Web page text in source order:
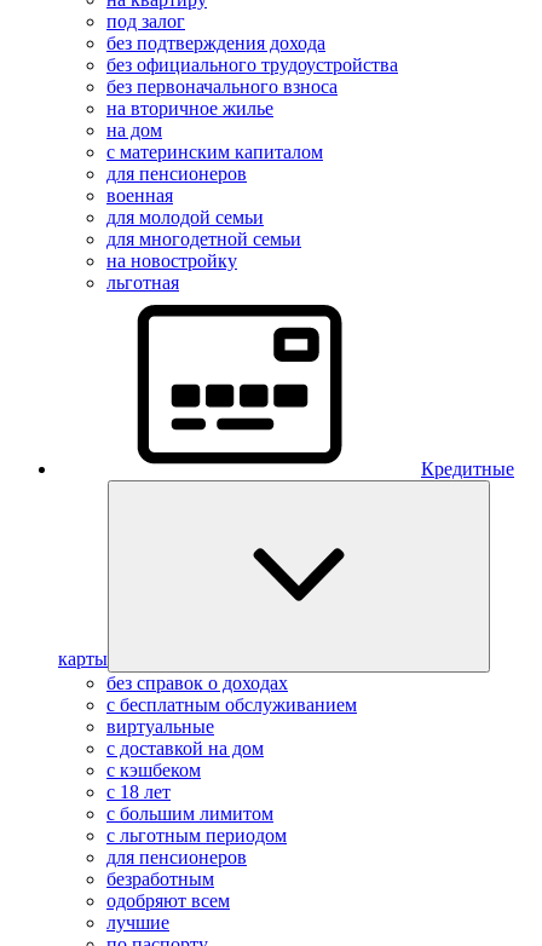
под залог
без подтверждения дохода
без официального трудоустройства
без первоначального взноса
на вторичное жилье
на дом
с материнским капиталом
для пенсионеров
военная
для молодой семьи
для многодетной семьи
на новостройку
льготная
Кредитные
карты
без справок о доходах
с бесплатным обслуживанием
виртуальные
с доставкой на дом
с кэшбеком
с 18 лет
с большим лимитом
с льготным периодом
для пенсионеров
безработным
одобряют всем
лучшие